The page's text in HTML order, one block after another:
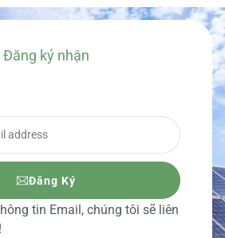
Đăng ký nhận
Đăng Ký
tin Email, chúng tôi sẽ liên